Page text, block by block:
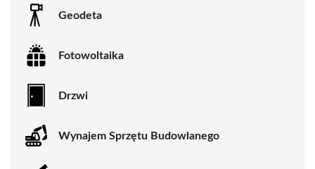
Geodeta
Fotowoltaika
Drzwi
Wynajem Sprzętu Budowlanego